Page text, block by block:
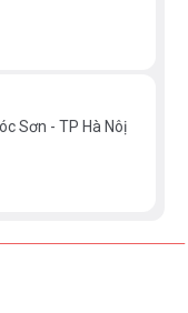
an toàn cho người
gió mùa tại Việt
nhiệt được bố
Sơn - TP Hà Nôị